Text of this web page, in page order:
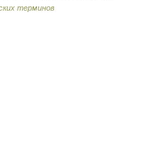
терминов